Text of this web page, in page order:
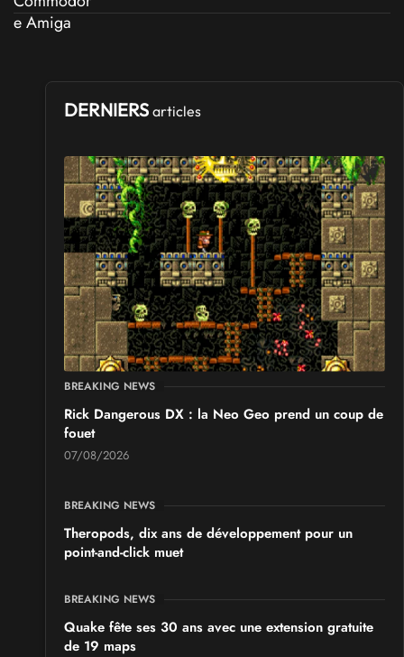
DERNIERS articles
BREAKING NEWS
Rick Dangerous DX : la Neo Geo prend un coup de
fouet
07/08/2026
BREAKING NEWS
Theropods, dix ans de développement pour un
point-and-click muet
BREAKING NEWS
Quake fête ses 30 ans avec une extension gratuite
de 19 maps